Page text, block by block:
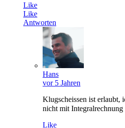
Like
Like
Antworten
Hans
vor 5 Jahren
Klugscheissen ist erlaubt,
nicht mit
Like